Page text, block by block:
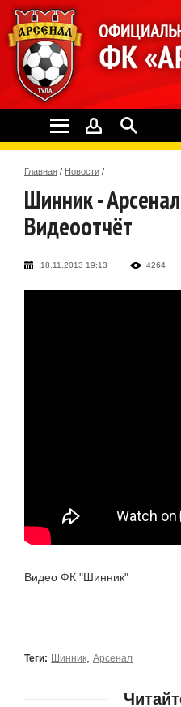
Главная / Новости /
Шинник -
Видеоотчёт
18.11.2013 19:13 4264
Видео ФК "Шинник"
Теги: Шинник Арсенал